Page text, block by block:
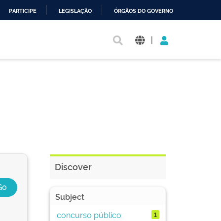
PARTICIPE LEGISLAÇÃO ÓRGÃOS DO GOVERNO
|
Discover
Subject
concurso público
1